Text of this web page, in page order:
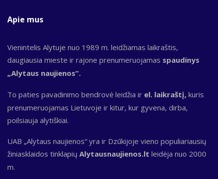
Apie mus
Vienintelis Alytuje nuo 1989 m. leidžiamas laikraštis,
daugiausia mieste ir rajone prenumeruojamas spaudinys
„Alytaus naujienos“.
To paties pavadinimo bendrovė leidžia ir el. laikraštį, kuris
prenumeruojamas Lietuvoje ir kitur, kur gyvena, dirba,
poilsiauja alytiškiai.
UAB „Alytaus naujienos“ yra ir Dzūkijoje vieno populiariausių
žiniasklaidos tinklapių Alytausnaujienos.lt leidėja nuo 2000
m.